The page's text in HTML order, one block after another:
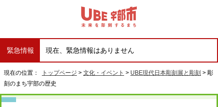
緊急情報 現在、緊急情報はありません
現在の位置： トップページ > 文化・イベント > UBE現代日本彫刻展と彫刻 > 彫
刻のまち宇部の歴史